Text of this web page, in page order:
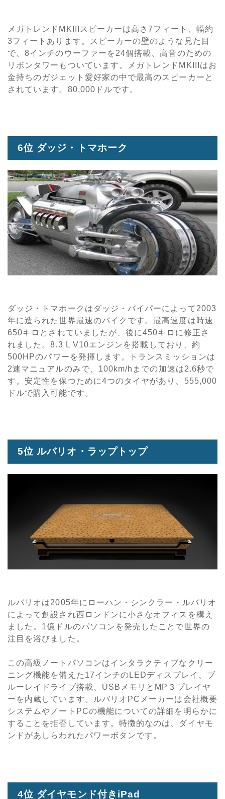
メガトレンドMKIIIスピーカーは高さ7フィート、幅約
3フィートあります。スピーカーの壁のような見た目
で、8インチのウーファーを24個搭載、高音のための
リボンタワーもついています。メガトレンドMKIIIはお
金持ちのガジェット愛好家の中で最高のスピーカーと
されています。80,000ドルです。
6位 ダッジ・トマホーク
ダッジ・トマホークはダッジ・バイパーによって2003
年に造られた世界最速のバイクです。最高速度は時速
650キロとされていましたが、後に450キロに修正さ
れました。8.3 L V10エンジンを搭載しており、約
500HPのパワーを発揮します。トランスミッションは
2速マニュアルのみで、100km/hまでの加速は2.6秒で
す。安定性を保つために4つのタイヤがあり、555,000
ドルで購入可能です。
5位 ルバリオ・ラップトップ
ルバリオは2005年にローハン・シンクラー・ルバリオ
によって創設され西ロンドンに小さなオフィスを構え
ました。1億ドルのパソコンを発売したことで世界の
注目を浴びました。
この高級ノートパソコンはインタラクティブなクリー
ニング機能を備えた17インチのLEDディスプレイ、ブ
ルーレイドライブ搭載、USBメモリとMP３プレイヤ
ーを内蔵しています。ルバリオPCメーカーは会社概要
システムやノートPCの機能についての詳細を明らかに
することを拒否しています。特徴的なのは、ダイヤモ
ンドがあしらわれたパワーボタンです。
4位 ダイヤモンド付きiPad